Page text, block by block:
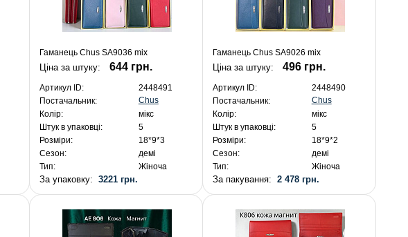
Гаманець Chus SA9036 mix
Ціна за штуку: 644 грн.
Артикул ID:
2448491
Постачальник:
Chus
Колір:
мікс
Штук в упаковці:
5
Розміри:
18*9*3
Сезон:
демі
Тип:
Жіноча
За упаковку: 3221 грн.
Гаманець Chus SA9026 mix
Ціна за штуку: 496 грн.
Артикул ID:
2448490
Постачальник:
Chus
Колір:
мікс
Штук в упаковці:
5
Розміри:
18*9*2
Сезон:
демі
Тип:
Жіноча
За пакування: 2 478 грн.